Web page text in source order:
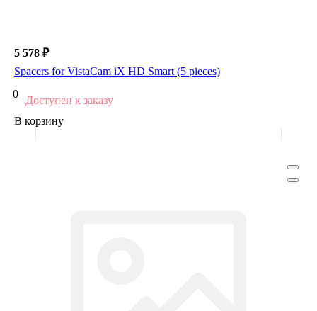
5 578 ₽
Spacers for VistaCam iX HD Smart (5 pieces)
0
Доступен к заказу
В корзину